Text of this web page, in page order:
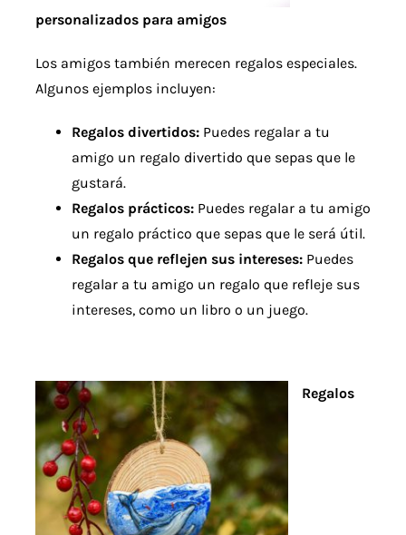
personalizados para amigos
Los amigos también merecen regalos especiales.
Algunos ejemplos incluyen:
Regalos divertidos:Puedes regalar a tu
amigo un regalo divertido que sepas que le
gustará.
Regalos prácticos:Puedes regalar a tu amigo
un regalo práctico que sepas que le será útil.
Regalos que reflejen sus intereses:Puedes
regalar a tu amigo un regalo que refleje sus
intereses, como un libro o un juego.
Regalos